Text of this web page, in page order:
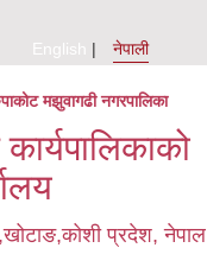
English
नेपाली
मझुवागढी नगरपालिका
प्रदेश, नेपाल